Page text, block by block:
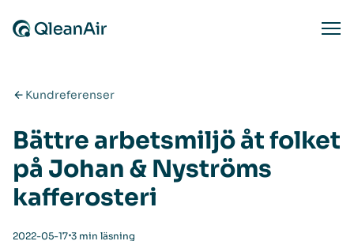
Kundreferenser
Bättre arbetsmiljö åt folket
på Johan & Nyströms
kafferosteri
2022-05-17⋅3 min läsning